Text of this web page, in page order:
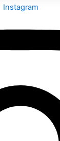
Instagram